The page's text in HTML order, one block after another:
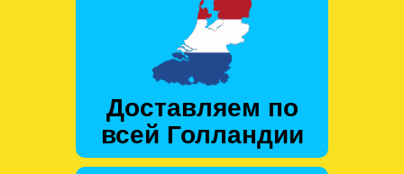
Доставляем по
всей Голландии